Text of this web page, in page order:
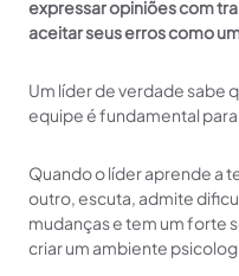
expressar opiniões com
aceitar seus erros como
Um líder de verdade sabe
equipe é fundamental
Quando o líder aprende a
outro, escuta, admite
mudanças e tem um forte
criar um ambiente